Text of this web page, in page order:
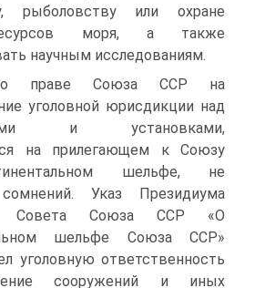
рыболовству или охране
моря, а также
научным исследованиям.
о праве Союза ССР на
уголовной юрисдикции над
и установками,
на прилегающем к Союзу
шельфе, не
Указ Президиума
Совета Союза ССР «О
шельфе Союза ССР»
уголовную ответственность
сооружений и иных